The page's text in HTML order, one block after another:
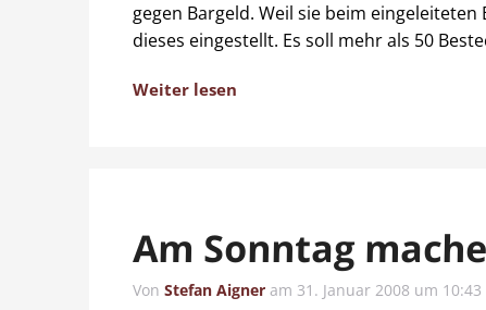
gegen Bargeld. Weil sie beim
dieses eingestellt. Es soll mehr als 50
Weiter lesen
Am Sonntag
Von Stefan Aigner am 31. Januar 2008 um